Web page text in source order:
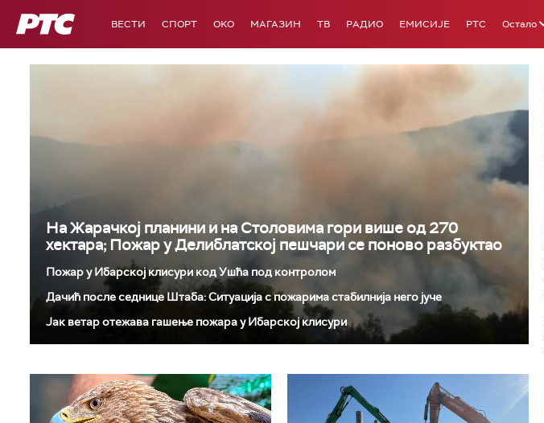
РТС ВЕСТИ СПОРТ OKO МАГАЗИН ТВ РАДИО ЕМИСИЈЕ РТС Остало
На Жарачкој планини и на Столовима гори више од 270
хектара; Пожар у Делиблатској пешчари се поново разбуктао
Пожар у Ибарској клисури код Ушћа под контролом
Дачић после седнице Штаба: Ситуација с пожарима стабилнија него јуче
Јак ветар отежава гашење пожара у Ибарској клисури